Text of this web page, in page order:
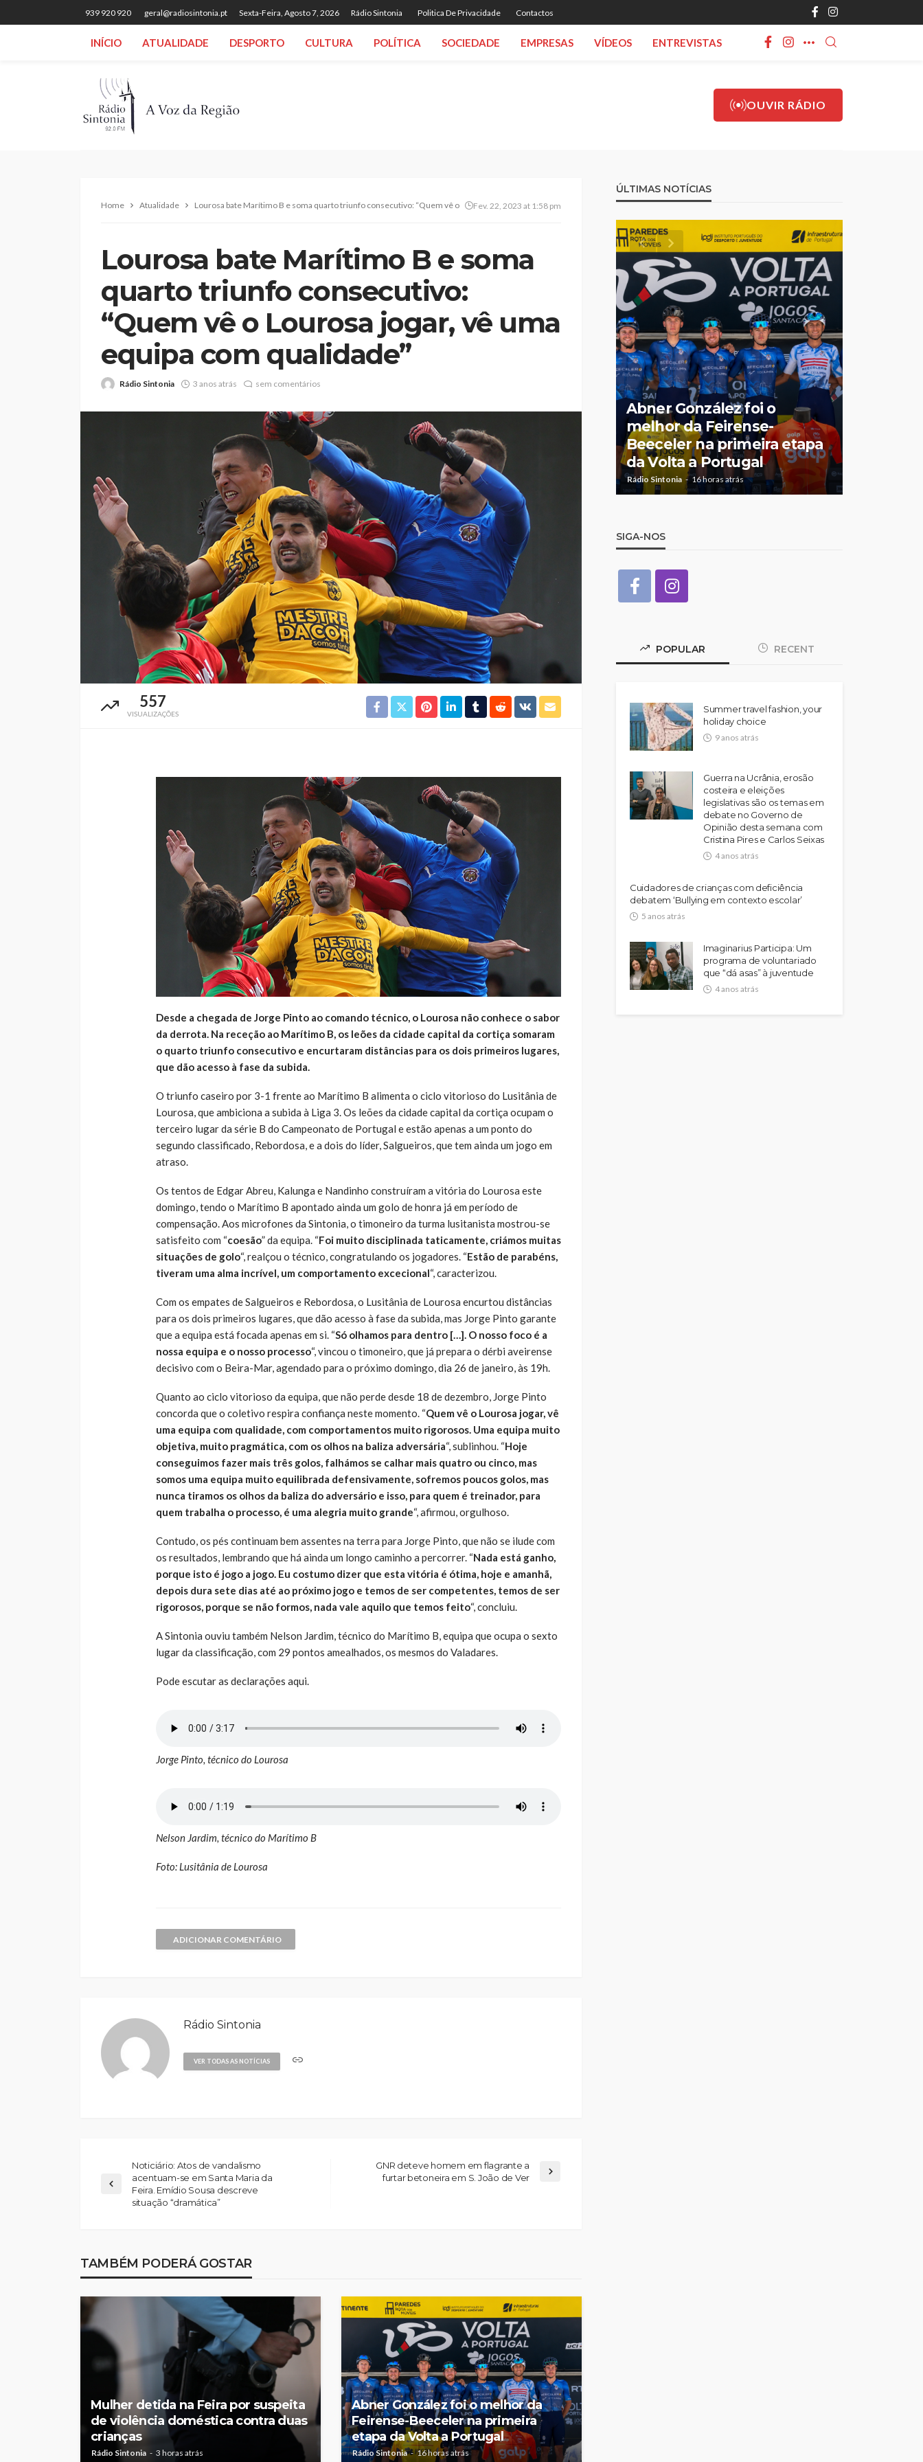
939 920 920 geral@radiosintonia.pt Sexta-Feira, Agosto 7, 2026 Rádio Sintonia Politica De Privacidade Contactos
INÍCIO ATUALIDADE DESPORTO CULTURA POLÍTICA SOCIEDADE EMPRESAS VÍDEOS ENTREVISTAS
OUVIR RÁDIO
Home Atualidade Lourosa bate Marítimo B e soma quarto triunfo consecutivo: “Quem vê o Lourosa jogar, vê uma equipa com qualidade”
Fev. 22, 2023 at 1:58 pm
Lourosa bate Marítimo B e soma
quarto triunfo consecutivo:
“Quem vê o Lourosa jogar, vê uma
equipa com qualidade”
Rádio Sintonia 3 anos atrás sem comentários
557
VISUALIZAÇÕES
Desde a chegada de Jorge Pinto ao comando técnico, o Lourosa não conhece o sabor
da derrota. Na receção ao Marítimo B, os leões da cidade capital da cortiça somaram
o quarto triunfo consecutivo e encurtaram distâncias para os dois primeiros lugares,
que dão acesso à fase da subida.
O triunfo caseiro por 3-1 frente ao Marítimo B alimenta o ciclo vitorioso do Lusitânia de
Lourosa, que ambiciona a subida à Liga 3. Os leões da cidade capital da cortiça ocupam o
terceiro lugar da série B do Campeonato de Portugal e estão apenas a um ponto do
segundo classificado, Rebordosa, e a dois do líder, Salgueiros, que tem ainda um jogo em
atraso.
Os tentos de Edgar Abreu, Kalunga e Nandinho construíram a vitória do Lourosa este
domingo, tendo o Marítimo B apontado ainda um golo de honra já em período de
compensação. Aos microfones da Sintonia, o timoneiro da turma lusitanista mostrou-se
satisfeito com “coesão” da equipa. “Foi muito disciplinada taticamente, criámos muitas
situações de golo“, realçou o técnico, congratulando os jogadores. “Estão de parabéns,
tiveram uma alma incrível, um comportamento excecional“, caracterizou.
Com os empates de Salgueiros e Rebordosa, o Lusitânia de Lourosa encurtou distâncias
para os dois primeiros lugares, que dão acesso à fase da subida, mas Jorge Pinto garante
que a equipa está focada apenas em si. “Só olhamos para dentro […]. O nosso foco é a
nossa equipa e o nosso processo“, vincou o timoneiro, que já prepara o dérbi aveirense
decisivo com o Beira-Mar, agendado para o próximo domingo, dia 26 de janeiro, às 19h.
Quanto ao ciclo vitorioso da equipa, que não perde desde 18 de dezembro, Jorge Pinto
concorda que o coletivo respira confiança neste momento. “Quem vê o Lourosa jogar, vê
uma equipa com qualidade, com comportamentos muito rigorosos. Uma equipa muito
objetiva, muito pragmática, com os olhos na baliza adversária“, sublinhou. “Hoje
conseguimos fazer mais três golos, falhámos se calhar mais quatro ou cinco, mas
somos uma equipa muito equilibrada defensivamente, sofremos poucos golos, mas
nunca tiramos os olhos da baliza do adversário e isso, para quem é treinador, para
quem trabalha o processo, é uma alegria muito grande“, afirmou, orgulhoso.
Contudo, os pés continuam bem assentes na terra para Jorge Pinto, que não se ilude com
os resultados, lembrando que há ainda um longo caminho a percorrer. “Nada está ganho,
porque isto é jogo a jogo. Eu costumo dizer que esta vitória é ótima, hoje e amanhã,
depois dura sete dias até ao próximo jogo e temos de ser competentes, temos de ser
rigorosos, porque se não formos, nada vale aquilo que temos feito“, concluiu.
A Sintonia ouviu também Nelson Jardim, técnico do Marítimo B, equipa que ocupa o sexto
lugar da classificação, com 29 pontos amealhados, os mesmos do Valadares.
Pode escutar as declarações aqui.
Jorge Pinto, técnico do Lourosa
Nelson Jardim, técnico do Marítimo B
Foto: Lusitânia de Lourosa
ADICIONAR COMENTÁRIO
Rádio Sintonia
VER TODAS AS NOTÍCIAS
Noticiário: Atos de vandalismo
acentuam-se em Santa Maria da
Feira. Emídio Sousa descreve
situação “dramática”
GNR deteve homem em flagrante a
furtar betoneira em S. João de Ver
TAMBÉM PODERÁ GOSTAR
Mulher detida na Feira por suspeita
de violência doméstica contra duas
crianças
Rádio Sintonia 3 horas atrás
Abner González foi o melhor da
Feirense-Beeceler na primeira
etapa da Volta a Portugal
Rádio Sintonia 16 horas atrás
ÚLTIMAS NOTÍCIAS
Volta a Portugal: Johansen é
o primeiro líder, Feirense-
Beeceler cumpre objetivos
no prólogo
Rádio Sintonia 1 dia atrás
Mulher detida na Feira por
suspeita de violência
doméstica contra duas
crianças
Rádio Sintonia 3 horas atrás
Abner González foi o
melhor da Feirense-
Beeceler na primeira etapa
da Volta a Portugal
Rádio Sintonia 16 horas atrás
SIGA-NOS
POPULAR RECENT
Summer travel fashion, your
holiday choice
9 anos atrás
Guerra na Ucrânia, erosão
costeira e eleições
legislativas são os temas em
debate no Governo de
Opinião desta semana com
Cristina Pires e Carlos Seixas
4 anos atrás
Cuidadores de crianças com deficiência
debatem ‘Bullying em contexto escolar’
5 anos atrás
Imaginarius Participa: Um
programa de voluntariado
que “dá asas” à juventude
4 anos atrás